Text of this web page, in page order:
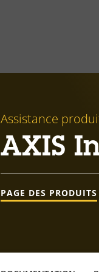
Assistance
AXIS
PAGE DES PRODUITS